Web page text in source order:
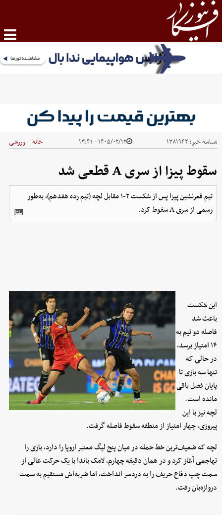
شناسه خبر:۱۳۸۱۹۴۲ ۱۴۰۵/۰۲/۱۲ - ۱۳:۴۱ خانه | ورزشی
سقوط پیزا از سری A قطعی شد
تیم قعرنشین پیزا پس از شکست ۲-۱ مقابل لچه (تیم رده هفدهم)، به‌طور
رسمی از سری‌ A سقوط کرد.
این شکست
باعث شد
فاصله دو تیم به
۱۴ امتیاز برسد،
در حالی که
تنها سه بازی تا
پایان فصل باقی
مانده است.
لچه نیز با این
پیروزی، چهار امتیاز از منطقه سقوط فاصله گرفت.
لچه که ضعیف‌ترین خط حمله در میان پنج لیگ معتبر اروپا را دارد، بازی را
تهاجمی آغاز کرد و در همان دقیقه چهارم، لامک باندا با یک حرکت عالی از
سمت چپ دفاع حریف را به دردسر انداخت، اما ضربه‌اش مستقیم به سمت
دروازه‌بان رفت.